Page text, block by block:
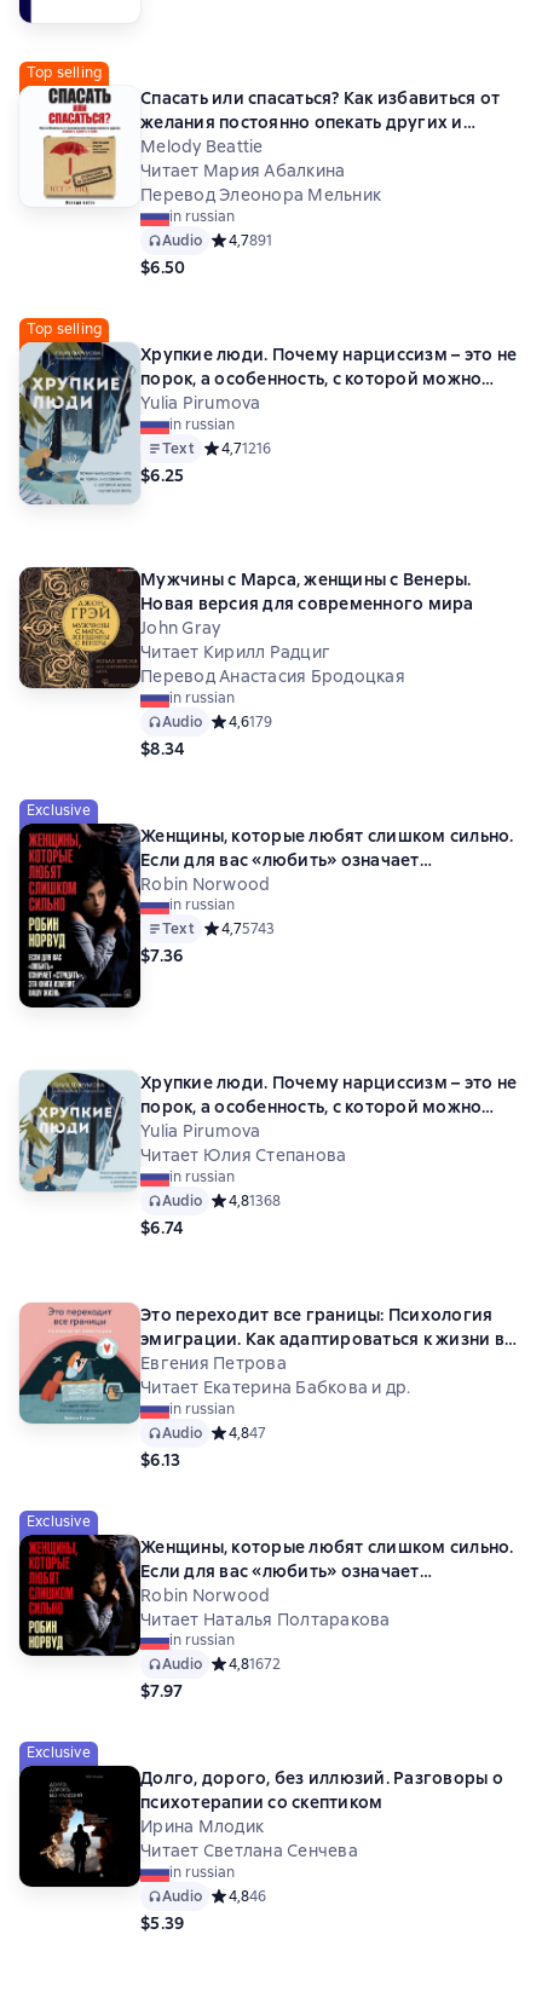
Top selling
Спасать или спасаться? Как избавитьcя от
желания постоянно опекать других и
начать думать о себе
Melody Beattie
Читает Мария Абалкина
Перевод Элеонора Мельник
in russian
Audio Средний рейтинг 4,7 на основе 891 оценок
4,7891
$6.50
Top selling
Хрупкие люди. Почему нарциссизм – это не
порок, а особенность, с которой можно
научиться жить
Yulia Pirumova
in russian
Text Средний рейтинг 4,7 на основе 1216 оценок
4,71216
$6.25
Мужчины с Марса, женщины с Венеры.
Новая версия для современного мира
John Gray
Читает Кирилл Радциг
Перевод Анастасия Бродоцкая
in russian
Audio Средний рейтинг 4,6 на основе 179 оценок
4,6179
$8.34
Exclusive
Женщины, которые любят слишком сильно.
Если для вас «любить» означает
«страдать», эта книга изменит вашу жизнь
Robin Norwood
in russian
Text Средний рейтинг 4,7 на основе 5743 оценок
4,75743
$7.36
Хрупкие люди. Почему нарциссизм – это не
порок, а особенность, с которой можно
научиться жить
Yulia Pirumova
Читает Юлия Степанова
in russian
Audio Средний рейтинг 4,8 на основе 1368 оценок
4,81368
$6.74
Это переходит все границы: Психология
эмиграции. Как адаптироваться к жизни в
другой стране
Евгения Петрова
Читает Екатерина Бабкова и др.
in russian
Audio Средний рейтинг 4,8 на основе 47 оценок
4,847
$6.13
Exclusive
Женщины, которые любят слишком сильно.
Если для вас «любить» означает
«страдать», эта книга изменит вашу жизнь
Robin Norwood
Читает Наталья Полтаракова
in russian
Audio Средний рейтинг 4,8 на основе 1672 оценок
4,81672
$7.97
Exclusive
Долго, дорого, без иллюзий. Разговоры о
психотерапии со скептиком
Ирина Млодик
Читает Светлана Сенчева
in russian
Audio Средний рейтинг 4,8 на основе 46 оценок
4,846
$5.39